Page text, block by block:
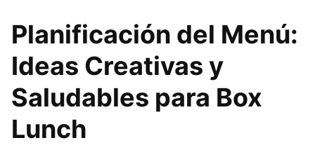
Planificación del Menú:
Ideas Creativas y
Saludables para Box
Lunch